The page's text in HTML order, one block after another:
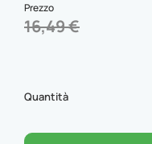
Prezzo
16,49 €
Quantità